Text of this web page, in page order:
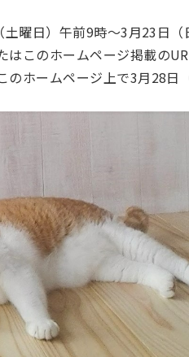
曜日）午前9時～3月23日（
はこのホームページ掲載の
ホームページ上で3月28日